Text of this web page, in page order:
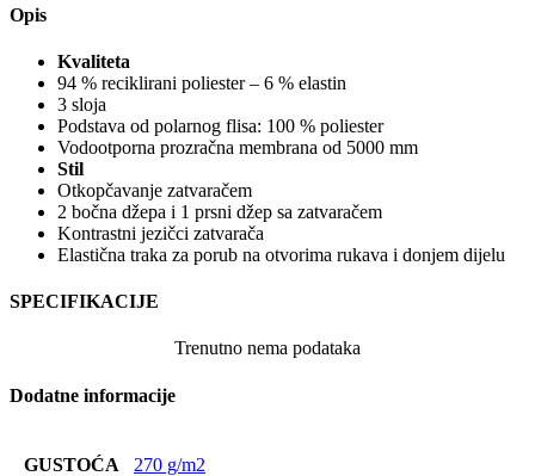
Opis
Kvaliteta
94 % reciklirani poliester – 6 % elastin
3 sloja
Podstava od polarnog flisa: 100 % poliester
Vodootporna prozračna membrana od 5000 mm
Stil
Otkopčavanje zatvaračem
2 bočna džepa i 1 prsni džep sa zatvaračem
Kontrastni jezičci zatvarača
Elastična traka za porub na otvorima rukava i donjem dijelu
SPECIFIKACIJE
Trenutno nema podataka
Dodatne informacije
GUSTOĆA 270 g/m2